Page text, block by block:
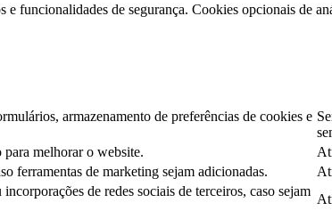
funcionalidades de segurança. Cookies opcionais de
armazenamento de preferências de cookies e
para melhorar o website.
ferramentas de marketing sejam adicionadas.
de redes sociais de terceiros, caso sejam